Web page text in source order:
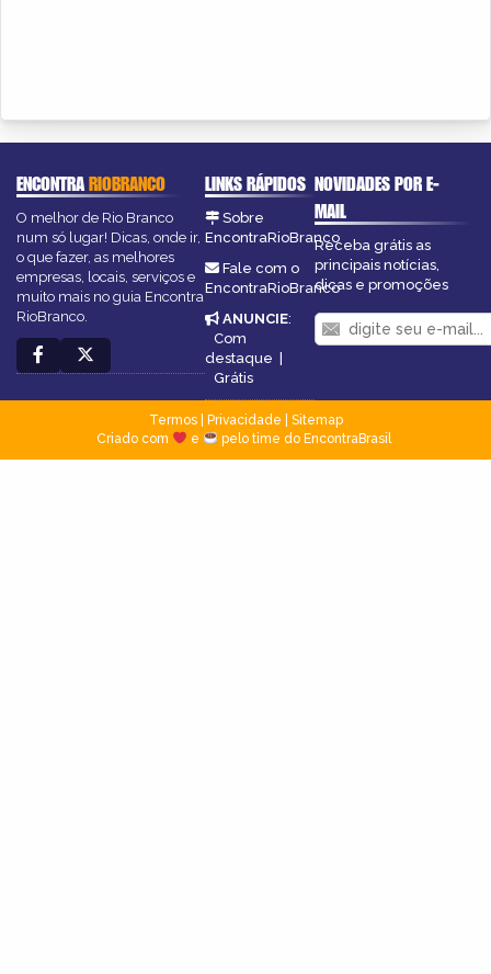
ENCONTRARIOBRANCO
O melhor de Rio Branco
num só lugar! Dicas, onde ir,
o que fazer, as melhores
empresas, locais, serviços e
muito mais no guia Encontra
RioBranco.
LINKS RÁPIDOS
Sobre
EncontraRioBranco
Fale com o
EncontraRioBranco
ANUNCIE:
Com
destaque |
Grátis
NOVIDADES POR E-
MAIL
Receba grátis as
principais notícias,
dicas e promoções
Termos| Privacidade
Sitemap
Criado com
e pelo time do EncontraBrasil